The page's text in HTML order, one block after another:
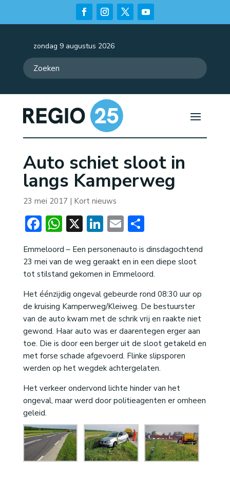
zondag 9 augustus 2026
Auto schiet sloot in
langs Kamperweg
23 mei 2017 | Kort nieuws
Facebook
WhatsApp
X LinkedIn
EmailDelen
Emmeloord – Een personenauto is dinsdagochtend
23 mei van de weg geraakt en in een diepe sloot
tot stilstand gekomen in Emmeloord.
Het éénzijdig ongeval gebeurde rond 08:30 uur op
de kruising Kamperweg/Kleiweg. De bestuurster
van de auto kwam met de schrik vrij en raakte niet
gewond. Haar auto was er daarentegen erger aan
toe. Die is door een berger uit de sloot getakeld en
met forse schade afgevoerd. Flinke slipsporen
werden op het wegdek achtergelaten.
Het verkeer ondervond lichte hinder van het
ongeval, maar werd door politieagenten er omheen
geleid.